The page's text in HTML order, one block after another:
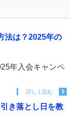
法は？2025年の
年入会キャンペ
詳しく読む
き落とし日を教